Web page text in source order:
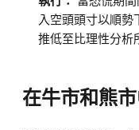
入空頭頭寸以順勢
推低至比理性分析
在牛市和熊